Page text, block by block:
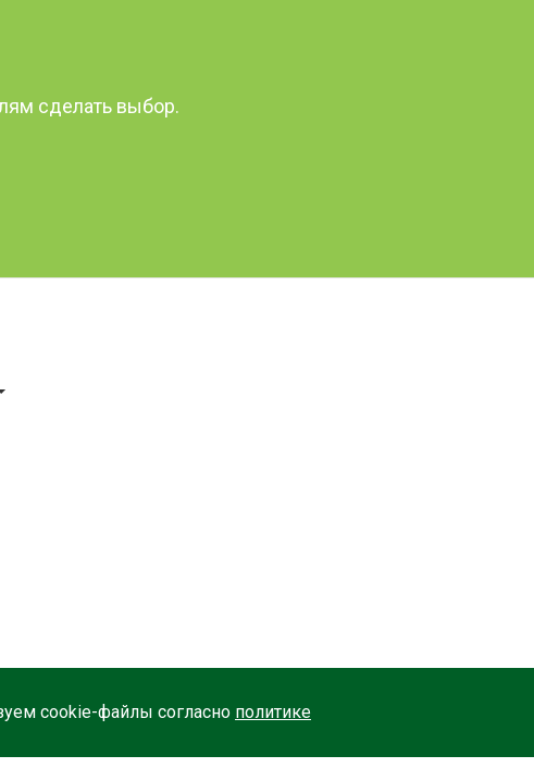
сделать выбор.
cookie-файлы согласно политике